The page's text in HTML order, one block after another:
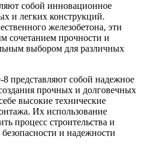
собой инновационное
и легких конструкций.
железобетона, эти
сочетанием прочности и
выбором для различных
представляют собой надежное
прочных и долговечных
высокие технические
Их использование
процесс строительства и
и надежности